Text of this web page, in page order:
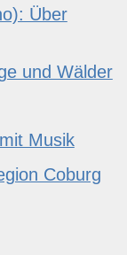
Über
und Wälder
Musik
Coburg